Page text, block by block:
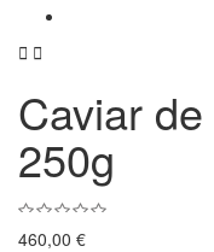
 
Caviar
250g
460,00 €